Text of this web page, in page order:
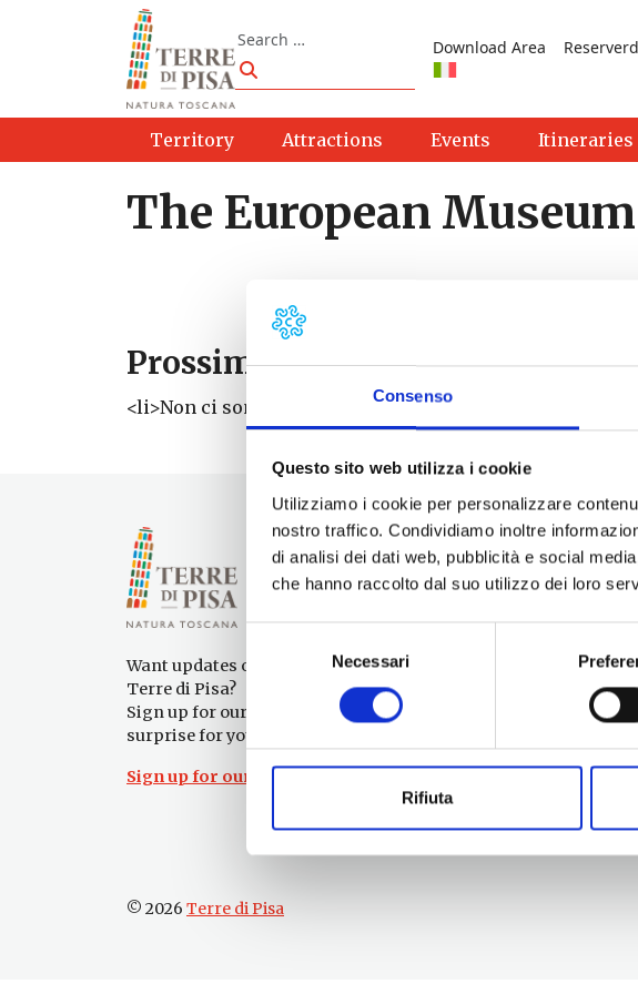
Consenso
Questo sito web utilizza i cookie
Utilizziamo i cookie per personalizzare
nostro traffico. Condividiamo inoltre
di analisi dei dati web, pubblicità e social
che hanno raccolto dal suo utilizzo dei loro
del
Necessari
Rifiuta
Search
Search
Download Area
Territory Attractions Events Itineraries
The European
Prossimi eventi
<li>Non ci sono eventi con questo tag</li>
Want updates on what to do and see in the
Terre di Pisa?
Sign up for our newsletter! An immediate
surprise for you!
Sign up for our Newsletter!
Information
Promotion and
© 2026 Terre di Pisa